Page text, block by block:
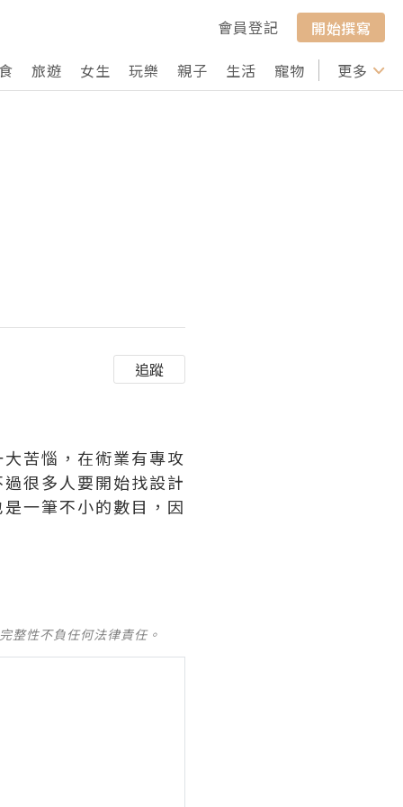
會員登記
開始撰寫
旅遊 女生 玩樂 親子 生活 寵物 行山 打卡
更多
追蹤
苦惱，在術業有專攻
很多人要開始找設計
一筆不小的數目，因
整性不負任何法律責任。